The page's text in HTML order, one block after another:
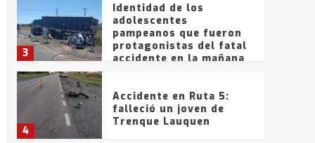
3
Identidad de los
adolescentes
pampeanos que fueron
protagonistas del fatal
accidente en la mañana
4
Accidente en Ruta 5:
falleció un joven de
Trenque Lauquen